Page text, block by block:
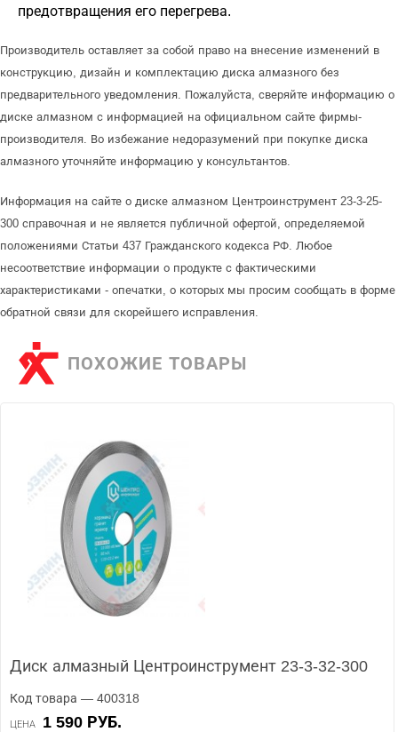
предотвращения его перегрева.
Производитель оставляет за собой право на внесение изменений в
конструкцию, дизайн и комплектацию диска алмазного без
предварительного уведомления. Пожалуйста, сверяйте информацию о
диске алмазном с информацией на официальном сайте фирмы-
производителя. Во избежание недоразумений при покупке диска
алмазного уточняйте информацию у консультантов.
Информация на сайте о диске алмазном Центроинструмент 23-3-25-
300 справочная и не является публичной офертой, определяемой
положениями Статьи 437 Гражданского кодекса РФ. Любое
несоответствие информации о продукте с фактическими
характеристиками - опечатки, о которых мы просим сообщать в форме
обратной связи для скорейшего исправления.
ПОХОЖИЕ ТОВАРЫ
Диск алмазный Центроинструмент 23-3-32-300
Код товара — 400318
ЦЕНА 1 590 РУБ.